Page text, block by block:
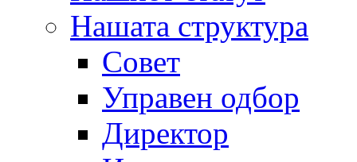
Нашата структура
Совет
Управен одбор
Директор